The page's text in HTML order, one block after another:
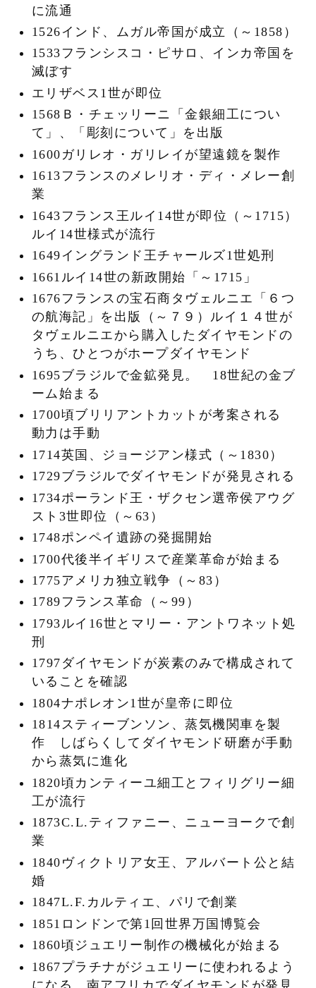
に流通
1526インド、ムガル帝国が成立（～1858）
1533フランシスコ・ピサロ、インカ帝国を
滅ぼす
エリザベス1世が即位
1568Ｂ・チェッリーニ「金銀細工につい
て」、「彫刻について」を出版
1600ガリレオ・ガリレイが望遠鏡を製作
1613フランスのメレリオ・ディ・メレー創
業
1643フランス王ルイ14世が即位（～1715）
ルイ14世様式が流行
1649イングランド王チャールズ1世処刑
1661ルイ14世の新政開始「～1715」
1676フランスの宝石商タヴェルニエ「６つ
の航海記」を出版（～７９）ルイ１４世が
タヴェルニエから購入したダイヤモンドの
うち、ひとつがホープダイヤモンド
1695ブラジルで金鉱発見。 18世紀の金ブ
ーム始まる
1700頃ブリリアントカットが考案される
動力は手動
1714英国、ジョージアン様式（～1830）
1729ブラジルでダイヤモンドが発見される
1734ポーランド王・ザクセン選帝侯アウグ
スト3世即位（～63）
1748ポンペイ遺跡の発掘開始
1700代後半イギリスで産業革命が始まる
1775アメリカ独立戦争（～83）
1789フランス革命（～99）
1793ルイ16世とマリー・アントワネット処
刑
1797ダイヤモンドが炭素のみで構成されて
いることを確認
1804ナポレオン1世が皇帝に即位
1814スティーブンソン、蒸気機関車を製
作 しばらくしてダイヤモンド研磨が手動
から蒸気に進化
1820頃カンティーユ細工とフィリグリー細
工が流行
1873C.L.ティファニー、ニューヨークで創
業
1840ヴィクトリア女王、アルバート公と結
婚
1847L.F.カルティエ、パリで創業
1851ロンドンで第1回世界万国博覧会
1860頃ジュエリー制作の機械化が始まる
1867プラチナがジュエリーに使われるよう
になる 南アフリカでダイヤモンドが発見